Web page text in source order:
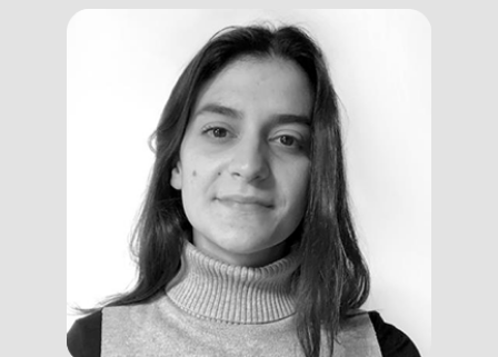
Chiarajenny
Dellomonaco
Graphic Designer